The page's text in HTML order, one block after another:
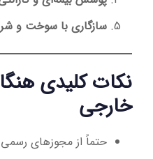
سازگاری با سوخت و
نکات کلیدی
خارجی
حتماً از مجوزهای رسمی